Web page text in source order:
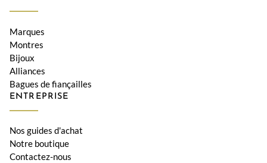
Marques
Montres
Bijoux
Alliances
Bagues de fiançailles
ENTREPRISE
Nos guides d'achat
Notre boutique
Contactez-nous